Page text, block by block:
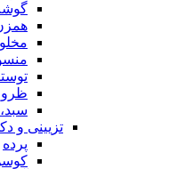
تزیینی و
پرده